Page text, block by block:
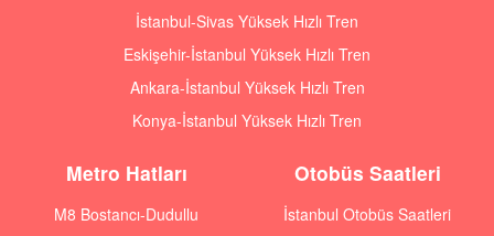
İstanbul-Sivas Yüksek Hızlı Tren
Eskişehir-İstanbul Yüksek Hızlı Tren
Ankara-İstanbul Yüksek Hızlı Tren
Konya-İstanbul Yüksek Hızlı Tren
Metro Hatları
M8 Bostancı-Dudullu
Otobüs Saatleri
İstanbul Otobüs Saatleri